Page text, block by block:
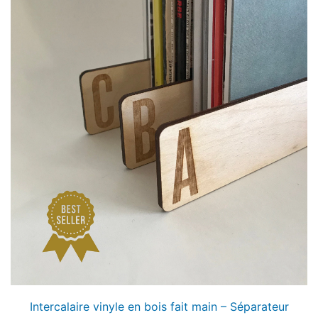
Intercalaire vinyle en bois fait main – Séparateur